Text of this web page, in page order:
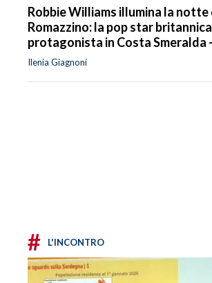
Robbie Williams illumina la notte
Romazzino: la pop star britannica
protagonista in Costa Smeralda -
Ilenia Giagnoni
# L'INCONTRO